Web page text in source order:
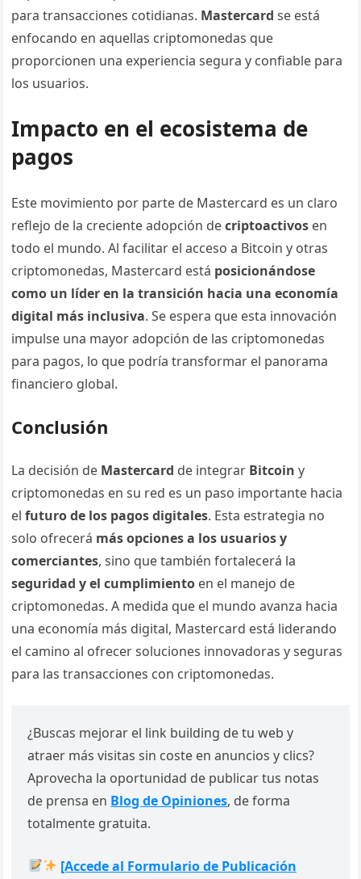
para transacciones cotidianas. Mastercard se está
enfocando en aquellas criptomonedas que
proporcionen una experiencia segura y confiable para
los usuarios.
Impacto en el ecosistema de
pagos
Este movimiento por parte de Mastercard es un claro
reflejo de la creciente adopción decriptoactivos en
todo el mundo. Al facilitar el acceso a Bitcoin y otras
criptomonedas, Mastercard está posicionándose
como un líder en la transición hacia una economía
digital más inclusiva. Se espera que esta innovación
impulse una mayor adopción de las criptomonedas
para pagos, lo que podría transformar el panorama
financiero global.
Conclusión
La decisión de Mastercard de integrar Bitcoin y
criptomonedas en su red es un paso importante hacia
elfuturo de los pagos digitales. Esta estrategia no
solo ofrecerá más opciones a los usuarios y
comerciantes, sino que también fortalecerá la
seguridad y el cumplimiento en el manejo de
criptomonedas. A medida que el mundo avanza hacia
una economía más digital, Mastercard está liderando
el camino al ofrecer soluciones innovadoras y seguras
para las transacciones con criptomonedas.
¿Buscas mejorar el link building de tu web y
atraer más visitas sin coste en anuncios y clics?
Aprovecha la oportunidad de publicar tus notas
de prensa en Blog de Opiniones, de forma
totalmente gratuita.
[Accede al Formulario de Publicación